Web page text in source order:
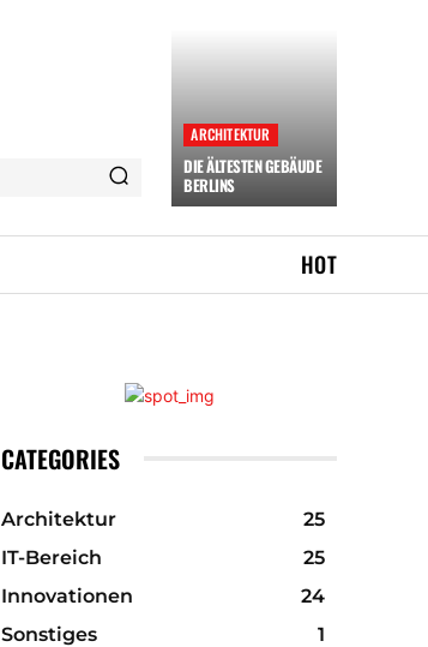
ARCHITEKTUR
DIE ÄLTESTEN GEBÄUDE
BERLINS
HOT
CATEGORIES
Architektur
25
IT-Bereich
25
Innovationen
24
Sonstiges
1